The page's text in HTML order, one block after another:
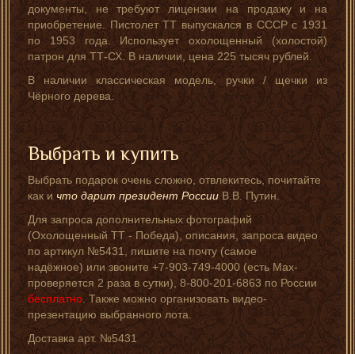
документы, не требуют лицензии на продажу и на
приобретение. Пистолет ТТ выпускался в СССР с 1931
по 1953 года. Использует охолощенный (холостой)
патрон для ТТ-СХ. В наличии, цена 225 тысяч рублей.
В наличии классическая модель, ручки / щечки из
Чёрного дерева.
Выбрать и купить
Выбрать подарок очень сложно, отвлекитесь, почитайте
как и что дарит президент России В.В. Путин.
Для запроса дополнительных фотографий
(Охолощенный ТТ - Победа), описания, запроса видео
по артикул №5431, пишите на почту (самое
надёжное) или звоните +7-903-749-4000 (есть Мах-
проверяется 2 раза в сутки), 8-800-201-6863 по России
бесплатно. Также можно организовать видео-
презентацию выбранного лота.
Доставка арт. №5431